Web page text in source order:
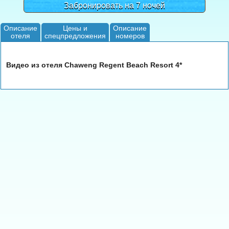
Забронировать на 7 ночей
Описание
отеля
Цены и
спецпредложения
Описание
номеров
Видео из отеля Chaweng Regent Beach Resort 4*